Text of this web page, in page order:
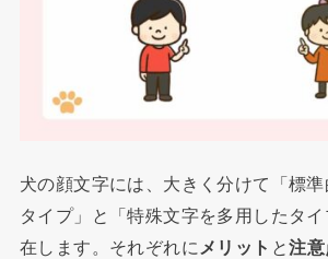
犬の顔文字には、大きく分けて「標
タイプ」と「特殊文字を多用したタ
在します。それぞれに メリット と注意